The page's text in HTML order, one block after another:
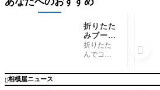
相模屋ニュース
折りたた
みブーツ
釣りにも
普段使い
ポータブ
折りたた
んでコン
収納でき
